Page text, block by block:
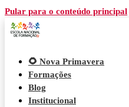
Pular para o conteúdo principal
🌻 Nova Primavera
Formações
Blog
Institucional